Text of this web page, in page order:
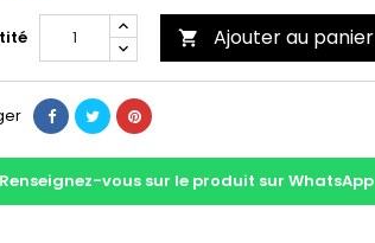
 Ajouter au panier
Renseignez-vous sur le produit sur WhatsApp